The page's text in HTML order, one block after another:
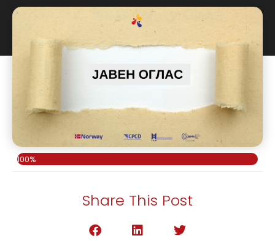
100%
Share This Post